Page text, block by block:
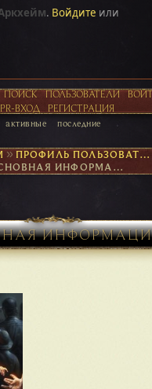
. Войдите или
ПОИСК ПОЛЬЗОВАТЕЛИ
PR-ВХОД
РЕГИСТРАЦИЯ
активные последние
► ПРОФИЛЬ ПОЛЬЗОВАТЕЛЯ ЛЕДИ ПЕПЛА
ОСНОВНАЯ ИНФОРМАЦИЯ